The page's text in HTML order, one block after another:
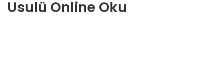
Usulü Online Oku